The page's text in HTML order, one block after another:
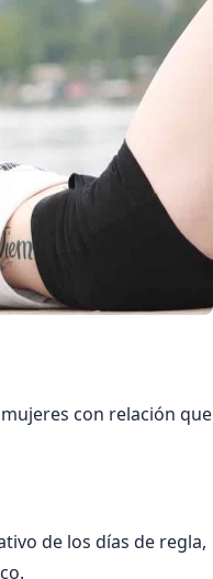
con relación que
de los días de regla,